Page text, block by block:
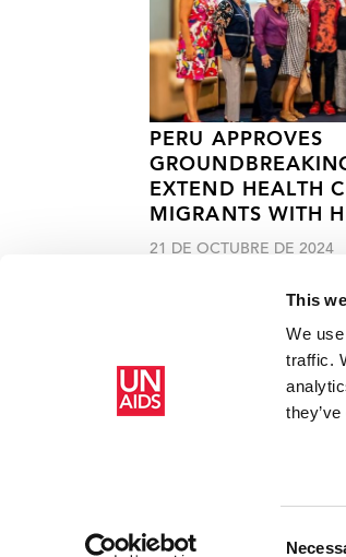
This
We
traffic.
PERU APPROVES
EXTEND HEALTH
MIGRANTS WITH
21 DE OCTUBRE DE 2024
Recursos #Teenergizer2020